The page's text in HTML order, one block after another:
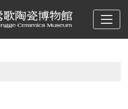
歌陶瓷博物